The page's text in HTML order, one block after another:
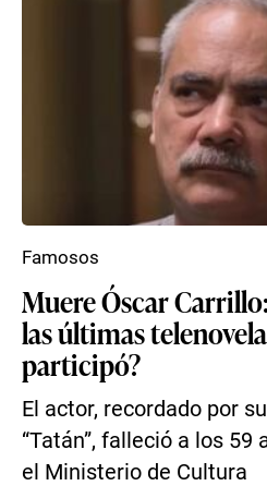
Muere Óscar
las últimas
participó?
El actor, recordado por
“Tatán”, falleció a los 59
el Ministerio de Cultura
Famosos